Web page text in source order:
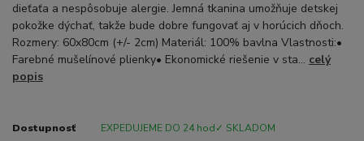
dieťaťa a nespôsobuje alergie. Jemná tkanina umožňuje detskej
pokožke dýchať, takže bude dobre fungovať aj v horúcich dňoch.
Rozmery: 60x80cm (+/- 2cm) Materiál: 100% bavlna Vlastnosti:•
Farebné mušelínové plienky• Ekonomické riešenie v sta... celý
popis
Dostupnosť EXPEDUJEME DO 24 hod✓ SKLADOM